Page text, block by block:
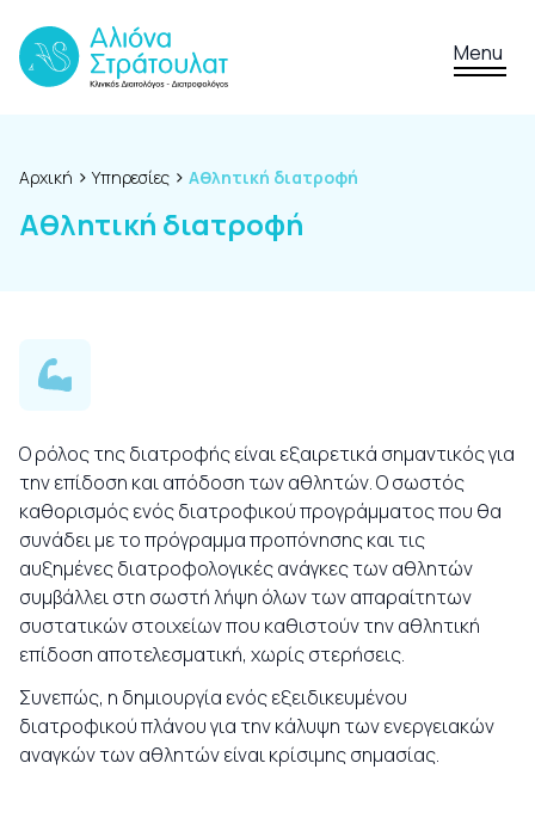
Menu
Αρχική › Υπηρεσίες › Αθλητική διατροφή
Αθλητική διατροφή
Ο ρόλος της διατροφής είναι εξαιρετικά σημαντικός για
την επίδοση και απόδοση των αθλητών. Ο σωστός
καθορισμός ενός διατροφικού προγράμματος που θα
συνάδει με το πρόγραμμα προπόνησης και τις
αυξημένες διατροφολογικές ανάγκες των αθλητών
συμβάλλει στη σωστή λήψη όλων των απαραίτητων
συστατικών στοιχείων που καθιστούν την αθλητική
επίδοση αποτελεσματική, χωρίς στερήσεις.
Συνεπώς, η δημιουργία ενός εξειδικευμένου
διατροφικού πλάνου για την κάλυψη των ενεργειακών
αναγκών των αθλητών είναι κρίσιμης σημασίας.